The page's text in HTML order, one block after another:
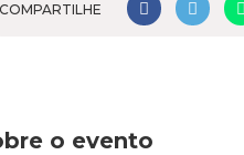
COMPARTILHE
o evento